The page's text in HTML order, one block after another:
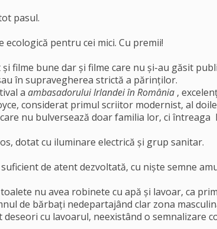
pasul.
ecologică pentru cei mici. Cu premii!
filme bune dar și filme care nu și-au găsit
în supravegherea strictă a părinților.
a ambasadorului Irlandei în România ,
considerat primul scriitor modernist, al
nu bulversează doar familia lor, ci întreaga
dotat cu iluminare electrică și grup sanitar.
de atent dezvoltată, cu niște semne
nu avea robinete cu apă și lavoar, ca
de bărbați nedepartajând clar zona
cu lavoarul, neexistând o semnalizare